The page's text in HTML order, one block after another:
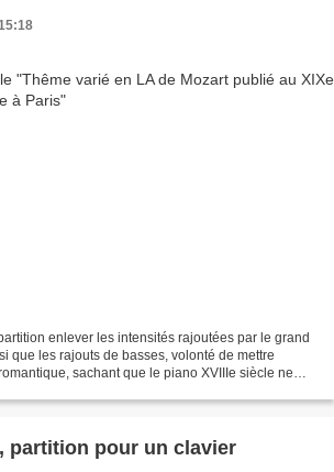
enlever les intensités rajoutées par le grand
que les rajouts de basses, volonté de mettre
sachant que le piano XVIIIe siècle ne
BACH bwv 639, partition pour un clavier